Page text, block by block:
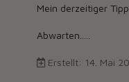
Mein derzeitiger
Abwarten.....
Erstellt: 14. Mai